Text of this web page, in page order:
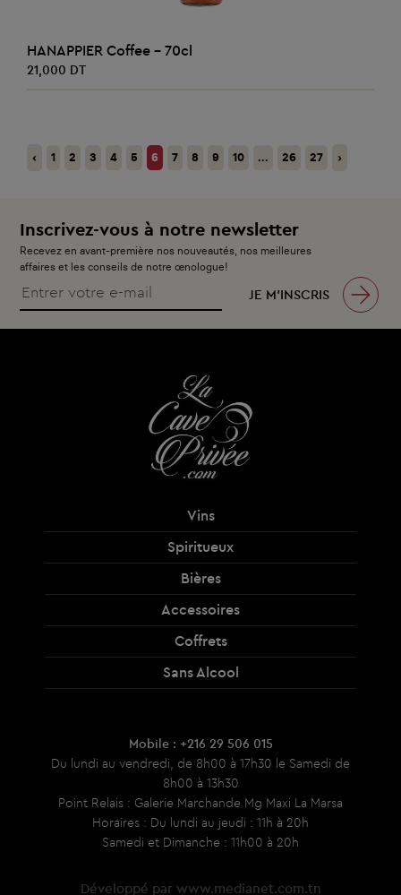
AJOUTER AU PANIER
HANAPPIER Coffee - 70cl
21,000 DT
‹ 1 2 3 4 5 6 7 8 9 10 ... 26 27 ›
Inscrivez-vous à notre newsletter
Recevez en avant-première nos nouveautés, nos meilleures
affaires et les conseils de notre œnologue!
JE M’INSCRIS
Vins
Spiritueux
Bières
Accessoires
Coffrets
Sans Alcool
Mobile : +216 29 506 015
Du lundi au vendredi, de 8h00 à 17h30 le Samedi de
8h00 à 13h30
Point Relais : Galerie Marchande Mg Maxi La Marsa
Horaires : Du lundi au jeudi : 11h à 20h
Samedi et Dimanche : 11h00 à 20h
Développé par www.medianet.com.tn